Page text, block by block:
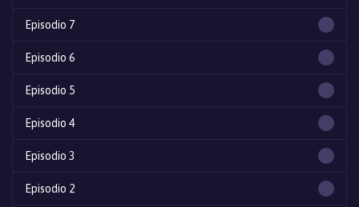
Episodio 7
Episodio 6
Episodio 5
Episodio 4
Episodio 3
Episodio 2